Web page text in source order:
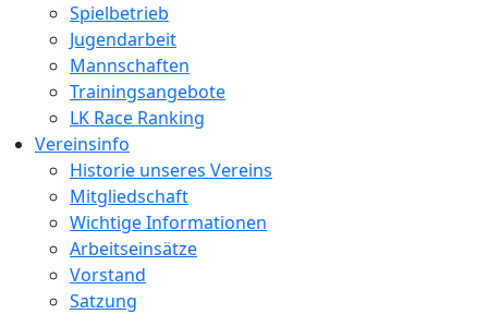
Spielbetrieb
Jugendarbeit
Mannschaften
Trainingsangebote
LK Race Ranking
Vereinsinfo
Historie unseres Vereins
Mitgliedschaft
Wichtige Informationen
Arbeitseinsätze
Vorstand
Satzung